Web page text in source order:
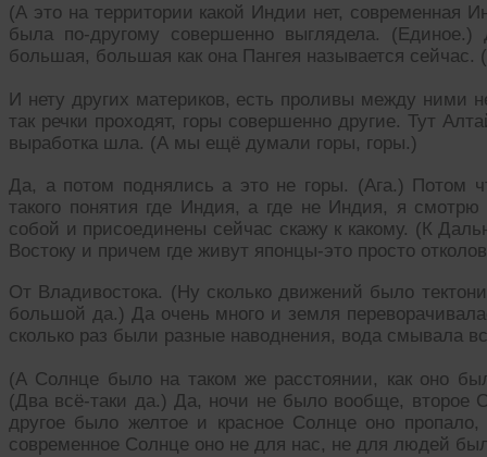
(А это на территории какой Индии нет, современная
была по-другому совершенно выглядела.
большая, большая как она Пангея называется сейчас.
И нету других материков, есть проливы между ними
так речки проходят, горы совершенно другие. Тут
выработка шла. (А мы ещё думали горы, горы.)
Да, а потом поднялись а это не горы. (Ага.) Потом
такого понятия где Индия, а где не Индия, я
собой и присоединены сейчас скажу к какому. (К
Востоку и причем где живут японцы-это просто
От Владивостока. (Ну сколько движений было
большой да.) Да очень много и земля
сколько раз были разные наводнения, вода смывала
(А Солнце было на таком же расстоянии, как оно
(Два всё-таки да.) Да, ночи не было вообще, второе
другое было желтое и красное Солнце оно
современное Солнце оно не для нас, не для людей